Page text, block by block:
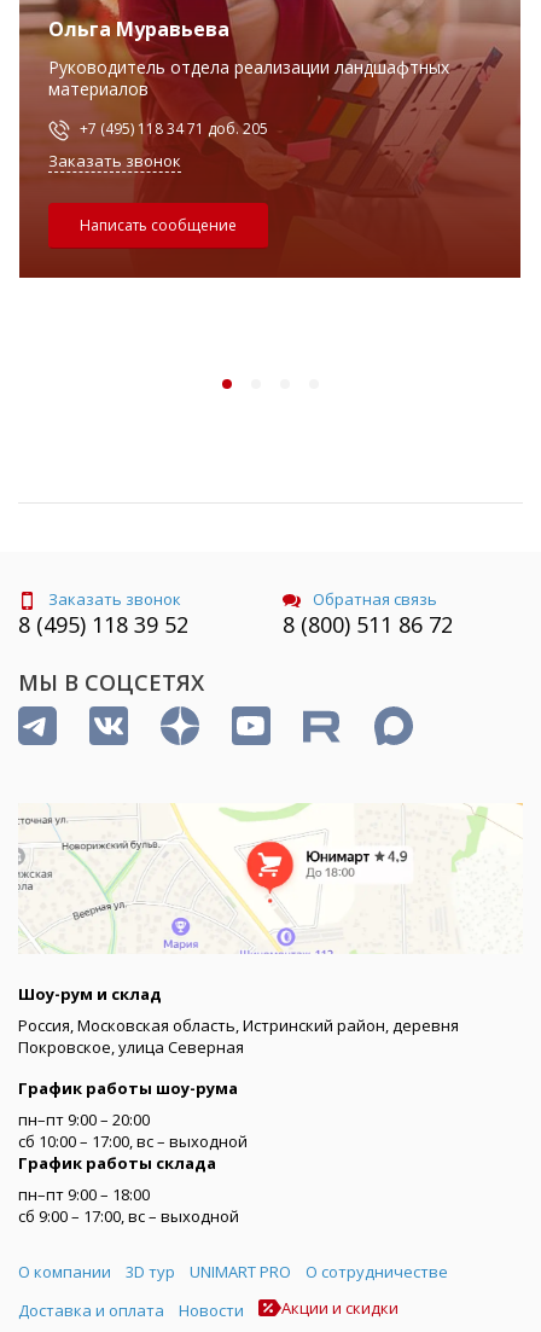
Ольга Муравьева
Руководитель отдела реализации ландшафтных
материалов
+7 (495) 118 34 71 доб. 205
Заказать звонок
Написать сообщение
Заказать звонок
8 (495) 118 39 52
Обратная связь
8 (800) 511 86 72
МЫ В СОЦСЕТЯХ
Шоу-рум и склад
Россия, Московская область, Истринский район, деревня
Покровское, улица Северная
График работы шоу-рума
пн–пт 9:00 – 20:00
сб 10:00 – 17:00, вс – выходной
График работы склада
пн–пт 9:00 – 18:00
сб 9:00 – 17:00, вс – выходной
Меню
О компании 3D тур UNIMART PRO
О сотрудничестве
Доставка и оплата
Новости Акции и скидки